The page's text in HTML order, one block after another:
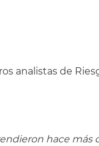
analistas de
hace más